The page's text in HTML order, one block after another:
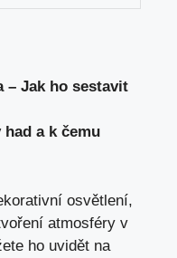
– Jak ho sestavit
a k čemu
osvětlení,
atmosféry v
ho uvidět na